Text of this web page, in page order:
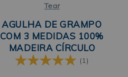
Tear
AGULHA DE GRAMPO
COM 3 MEDIDAS 100%
MADEIRA CÍRCULO
(1)